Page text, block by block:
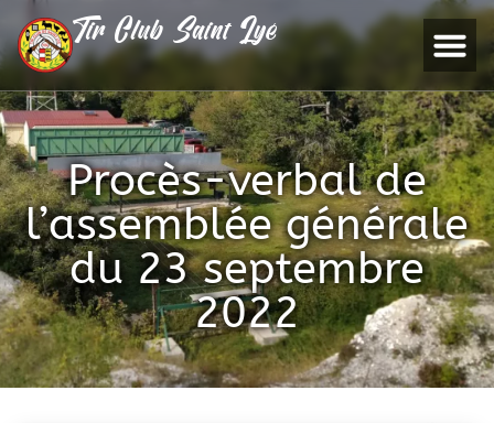
Tir Club Saint Lyé
Procès-verbal de
l’assemblée générale
du 23 septembre
2022